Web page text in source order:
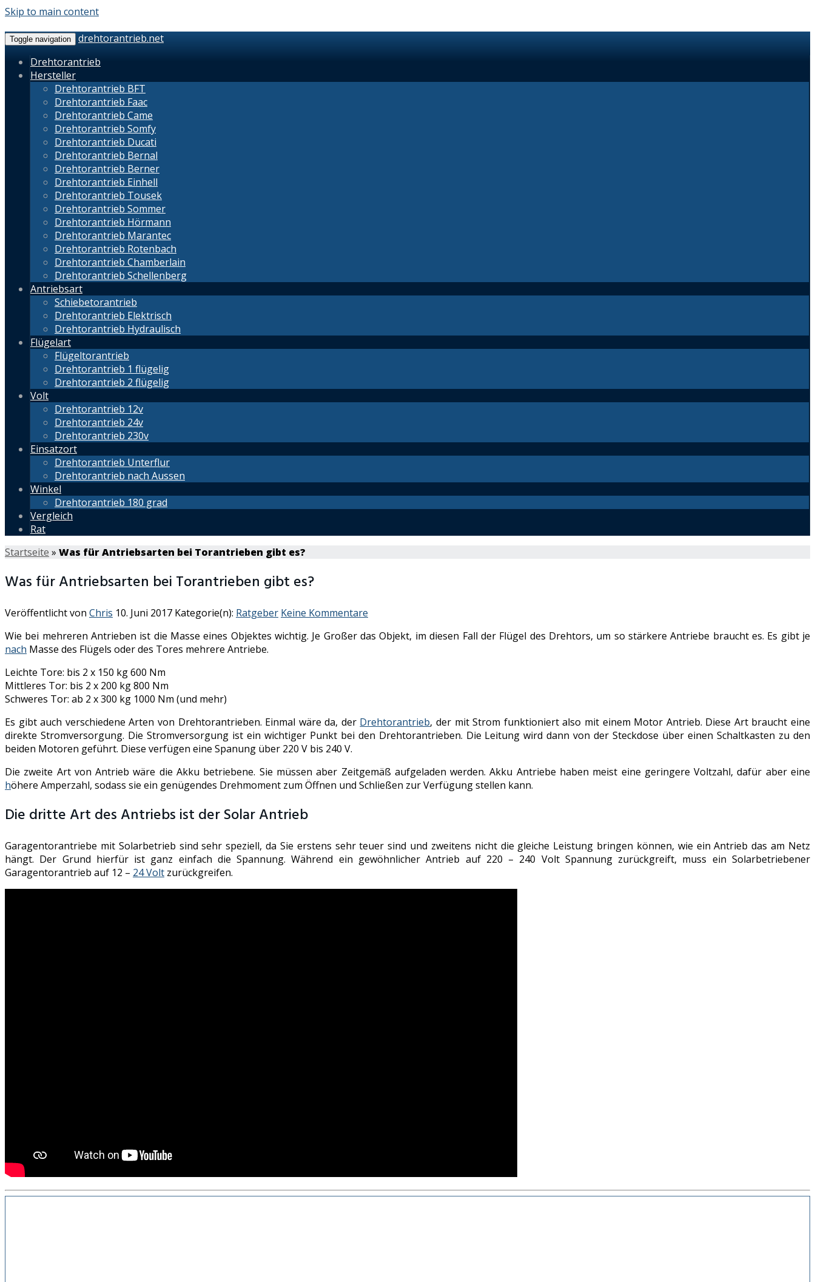
Skip to main content
Toggle navigation
drehtorantrieb.net
Drehtorantrieb
Hersteller
Drehtorantrieb BFT
Drehtorantrieb Faac
Drehtorantrieb Came
Drehtorantrieb Somfy
Drehtorantrieb Ducati
Drehtorantrieb Bernal
Drehtorantrieb Berner
Drehtorantrieb Einhell
Drehtorantrieb Tousek
Drehtorantrieb Sommer
Drehtorantrieb Hörmann
Drehtorantrieb Marantec
Drehtorantrieb Rotenbach
Drehtorantrieb Chamberlain
Drehtorantrieb Schellenberg
Antriebsart
Schiebetorantrieb
Drehtorantrieb Elektrisch
Drehtorantrieb Hydraulisch
Flügelart
Flügeltorantrieb
Drehtorantrieb 1 flügelig
Drehtorantrieb 2 flügelig
Volt
Drehtorantrieb 12v
Drehtorantrieb 24v
Drehtorantrieb 230v
Einsatzort
Drehtorantrieb Unterflur
Drehtorantrieb nach Aussen
Winkel
Drehtorantrieb 180 grad
Vergleich
Rat
Startseite » Was für Antriebsarten bei Torantrieben gibt es?
Was für Antriebsarten bei Torantrieben gibt es?
Veröffentlicht von Chris 10. Juni 2017 Kategorie(n): Ratgeber Keine Kommentare
Wie bei mehreren Antrieben ist die Masse eines Objektes wichtig. Je Großer das Objekt, im diesen Fall der Flügel des Drehtors, um so stärkere Antriebe braucht es. Es gibt je
nach Masse des Flügels oder des Tores mehrere Antriebe.
Leichte Tore: bis 2 x 150 kg 600 Nm
Mittleres Tor: bis 2 x 200 kg 800 Nm
Schweres Tor: ab 2 x 300 kg 1000 Nm (und mehr)
Es gibt auch verschiedene Arten von Drehtorantrieben. Einmal wäre da, der Drehtorantrieb, der mit Strom funktioniert also mit einem Motor Antrieb. Diese Art braucht eine
direkte Stromversorgung. Die Stromversorgung ist ein wichtiger Punkt bei den Drehtorantrieben. Die Leitung wird dann von der Steckdose über einen Schaltkasten zu den
beiden Motoren geführt. Diese verfügen eine Spanung über 220 V bis 240 V.
Die zweite Art von Antrieb wäre die Akku betriebene. Sie müssen aber Zeitgemäß aufgeladen werden. Akku Antriebe haben meist eine geringere Voltzahl, dafür aber eine
höhere Amperzahl, sodass sie ein genügendes Drehmoment zum Öffnen und Schließen zur Verfügung stellen kann.
Die dritte Art des Antriebs ist der Solar Antrieb
Garagentorantriebe mit Solarbetrieb sind sehr speziell, da Sie erstens sehr teuer sind und zweitens nicht die gleiche Leistung bringen können, wie ein Antrieb das am Netz
hängt. Der Grund hierfür ist ganz einfach die Spannung. Während ein gewöhnlicher Antrieb auf 220 – 240 Volt Spannung zurückgreift, muss ein Solarbetriebener
Garagentorantrieb auf 12 – 24 Volt zurückgreifen.